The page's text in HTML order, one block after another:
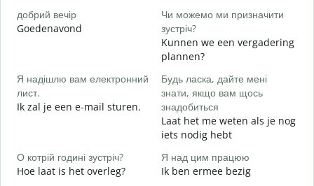
добрий вечір
Goedenavond
Чи можемо ми призначити
зустріч?
Kunnen we een vergadering
plannen?
Я надішлю вам електронний
лист.
Ik zal je een e-mail sturen.
Будь ласка, дайте мені
знати, якщо вам щось
знадобиться
Laat het me weten als je nog
iets nodig hebt
О котрій годині зустріч?
Hoe laat is het overleg?
Я над цим працюю
Ik ben ermee bezig